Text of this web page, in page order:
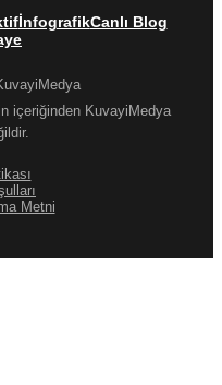
İnfografikCanlı Blog
içeriğinden KuvayiMedya
Metni